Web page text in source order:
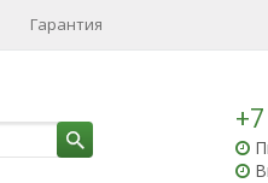
Гарантия